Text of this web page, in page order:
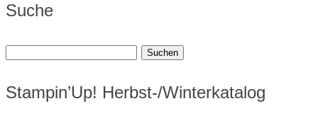
Suche
Suchen
Stampin’Up! Herbst-/Winterkatalog